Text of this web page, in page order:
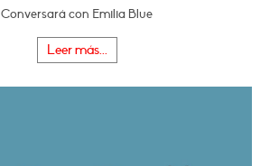
Conversará con Emilia Blue
Leer más...